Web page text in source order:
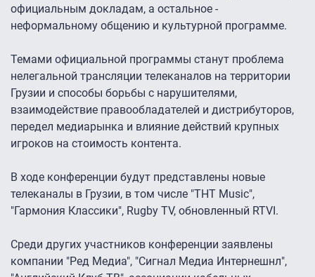
официальным докладам, а остальное -
неформальному общению и культурной программе.
Темами официальной программы станут проблема
нелегальной трансляции телеканалов на территории
Грузии и способы борьбы с нарушителями,
взаимодействие правообладателей и дистрибуторов,
передел медиарынка и влияние действий крупных
игроков на стоимость контента.
В ходе конференции будут представлены новые
телеканалы в Грузии, в том числе "ТНТ Music",
"Гармония Классики", Rugby TV, обновленный RTVI.
Среди других участников конференции заявлены
компании "Ред Медиа", "Сигнал Медиа Интернешнл",